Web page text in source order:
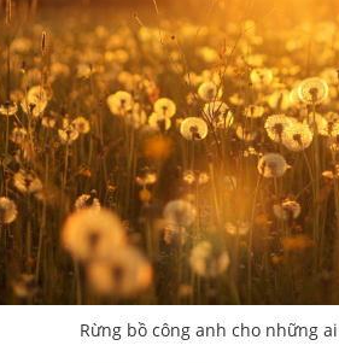
Rừng bồ công anh cho những